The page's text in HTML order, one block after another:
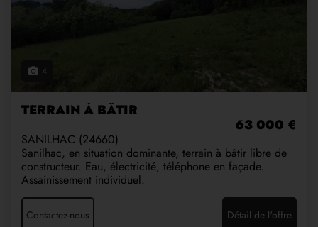
4
TERRAIN À BÂTIR
63 000 €
SANILHAC (24660)
Sanilhac, en situation dominante, terrain à bâtir libre de
constructeur. Eau, électricité, téléphone en façade.
Assainissement individuel.
Contactez-nous Détail de l'offre